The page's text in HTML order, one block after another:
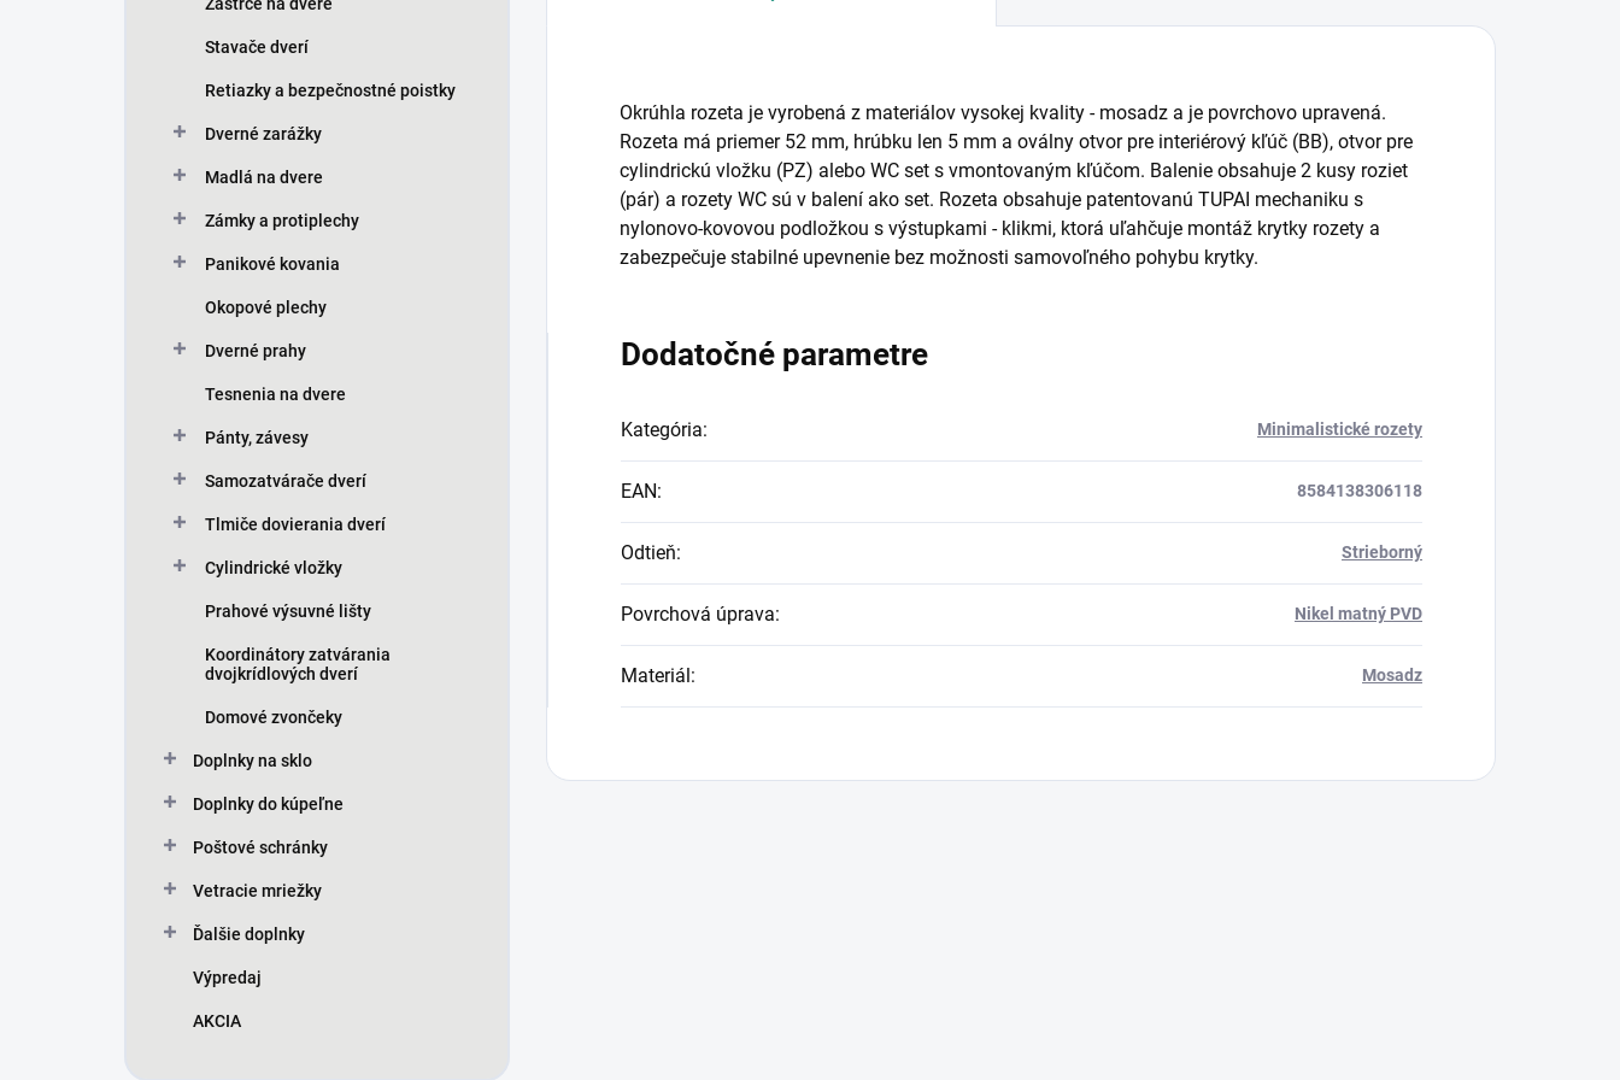
Stavače dverí
Retiazky a bezpečnostné poistky
Dverné zarážky
Madlá na dvere
Zámky a protiplechy
Panikové kovania
Okopové plechy
Dverné prahy
Tesnenia na dvere
Pánty, závesy
Samozatvárače dverí
Tlmiče dovierania dverí
Cylindrické vložky
Prahové výsuvné lišty
Koordinátory zatvárania
dvojkrídlových dverí
Domové zvončeky
Doplnky na sklo
Doplnky do kúpeľne
Poštové schránky
Vetracie mriežky
Ďalšie doplnky
Výpredaj
AKCIA
Okrúhla rozeta je vyrobená z materiálov vysokej kvality - mosadz a je povrchovo upravená.
Rozeta má priemer 52 mm, hrúbku len 5 mm a oválny otvor pre interiérový kľúč (BB), otvor pre
cylindrickú vložku (PZ) alebo WC set s vmontovaným kľúčom. Balenie obsahuje 2 kusy roziet
(pár) a rozety WC sú v balení ako set. Rozeta obsahuje patentovanú TUPAI mechaniku s
nylonovo-kovovou podložkou s výstupkami - klikmi, ktorá uľahčuje montáž krytky rozety a
zabezpečuje stabilné upevnenie bez možnosti samovoľného pohybu krytky.
Dodatočné parametre
Kategória: Minimalistické rozety
EAN: 8584138306118
Odtieň: Strieborný
Povrchová úprava: Nikel matný PVD
Materiál: Mosadz